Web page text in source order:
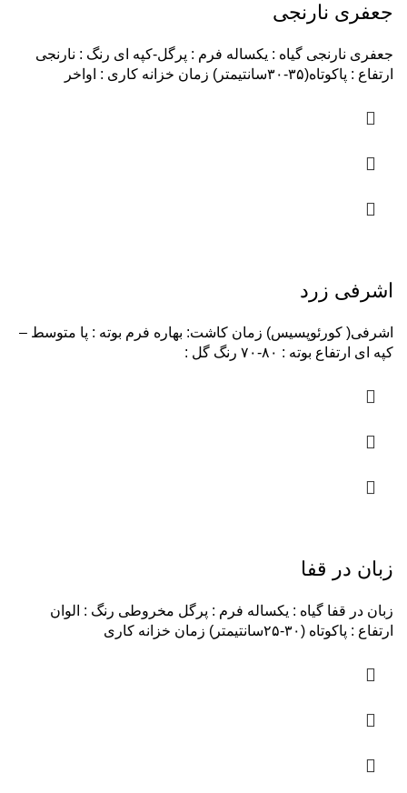
جعفری نارنجی
جعفری نارنجی گیاه : یکساله فرم : پرگل-کپه ای رنگ : نارنجی
ارتفاع : پاکوتاه(۳۵-۳۰سانتیمتر) زمان خزانه کاری : اواخر
اشرفی زرد
اشرفی( کورئوپسیس) زمان کاشت: بهاره فرم بوته : پا متوسط –
کپه ای ارتفاع بوته : ۸۰-۷۰ رنگ گل :
زبان در قفا
زبان در قفا گیاه : یکساله فرم : پرگل مخروطی رنگ : الوان
ارتفاع : پاکوتاه (۳۰-۲۵سانتیمتر) زمان خزانه کاری